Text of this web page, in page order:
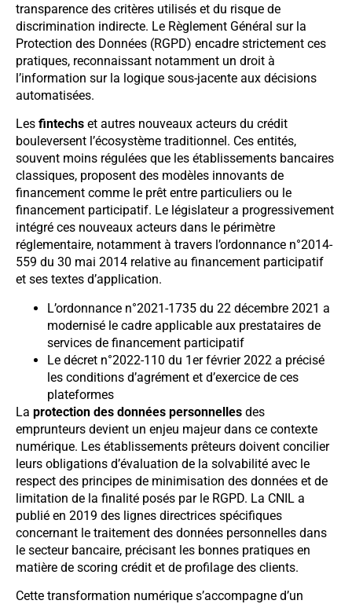
transparence des critères utilisés et du risque de
discrimination indirecte. Le Règlement Général sur la
Protection des Données (RGPD) encadre strictement ces
pratiques, reconnaissant notamment un droit à
l’information sur la logique sous-jacente aux décisions
automatisées.
Les fintechs et autres nouveaux acteurs du crédit
bouleversent l’écosystème traditionnel. Ces entités,
souvent moins régulées que les établissements bancaires
classiques, proposent des modèles innovants de
financement comme le prêt entre particuliers ou le
financement participatif. Le législateur a progressivement
intégré ces nouveaux acteurs dans le périmètre
réglementaire, notamment à travers l’ordonnance n°2014-
559 du 30 mai 2014 relative au financement participatif
et ses textes d’application.
L’ordonnance n°2021-1735 du 22 décembre 2021 a
modernisé le cadre applicable aux prestataires de
services de financement participatif
Le décret n°2022-110 du 1er février 2022 a précisé
les conditions d’agrément et d’exercice de ces
plateformes
La protection des données personnelles des
emprunteurs devient un enjeu majeur dans ce contexte
numérique. Les établissements prêteurs doivent concilier
leurs obligations d’évaluation de la solvabilité avec le
respect des principes de minimisation des données et de
limitation de la finalité posés par le RGPD. La CNIL a
publié en 2019 des lignes directrices spécifiques
concernant le traitement des données personnelles dans
le secteur bancaire, précisant les bonnes pratiques en
matière de scoring crédit et de profilage des clients.
Cette transformation numérique s’accompagne d’un